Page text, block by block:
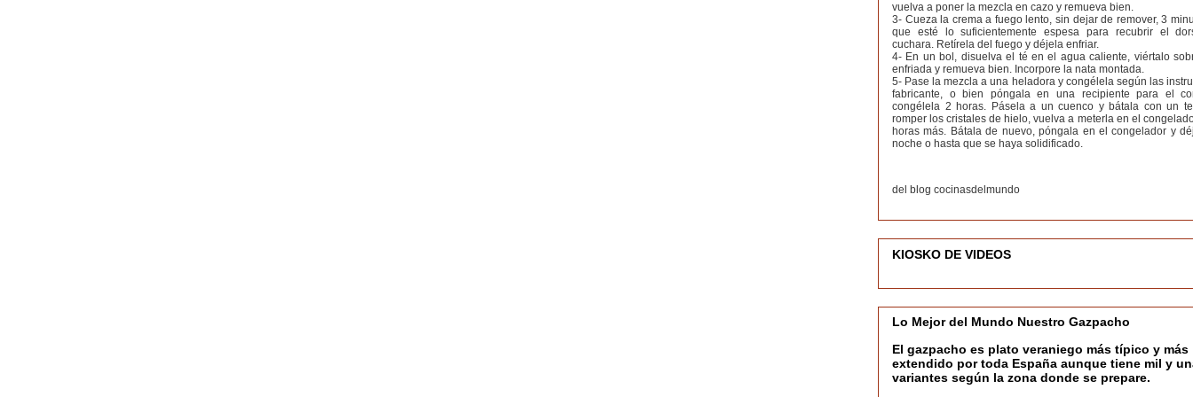
vuelva a poner la mezcla en cazo y remueva bien.
3- Cueza la crema a fuego lento, sin dejar de remover, 3
que esté lo suficientemente espesa para recubrir el
cuchara. Retírela del fuego y déjela enfriar.
4- En un bol, disuelva el té en el agua caliente, viértalo
enfriada y remueva bien. Incorpore la nata montada.
5- Pase la mezcla a una heladora y congélela según las
fabricante, o bien póngala en una recipiente para el
congélela 2 horas. Pásela a un cuenco y bátala con un
romper los cristales de hielo, vuelva a meterla en el
horas más. Bátala de nuevo, póngala en el congelador y
noche o hasta que se haya solidificado.
del blog cocinasdelmundo
KIOSKO DE VIDEOS
Lo Mejor del Mundo Nuestro Gazpacho
El gazpacho es plato veraniego más típico y más
extendido por toda España aunque tiene mil y
variantes según la zona donde se prepare.